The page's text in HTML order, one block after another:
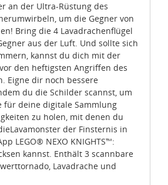
an der Ultra-Rüstung des
um die Gegner von
Bring die 4 Lavadrachenflügel
aus der Luft. Und sollte sich
kannst du dich mit der
den heftigsten Angriffen des
Eigne dir noch bessere
du die Schilder scannst, um
für deine digitale Sammlung
zu holen, mit denen du
der Finsternis in
LEGO® NEXO KNIGHTS™:
kannst. Enthält 3 scannbare
Lavadrache und